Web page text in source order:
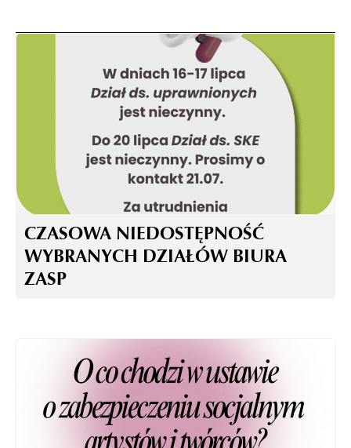
CZASOWA NIEDOSTĘPNOŚĆ
WYBRANYCH DZIAŁÓW BIURA
ZASP